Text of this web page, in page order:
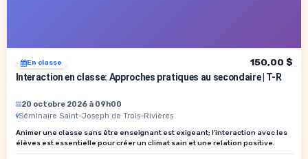
En classe
150,00 $
Interaction en classe: Approches pratiques au secondaire | T-R
20 octobre 2026 à 09h00
Séminaire Saint-Joseph de Trois-Rivières
Animer une classe sans être enseignant est exigeant; l’interaction avec les
élèves est essentielle pour créer un climat sain et une relation positive.